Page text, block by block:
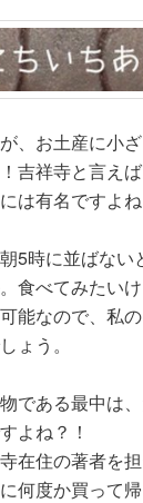
、お土産に小ざ
吉祥寺と言え
は有名ですよ
5時に並ばない
食べてみたい
能なので、私
ょう。
である最中は
よね？！
在住の著者を
何度か買って